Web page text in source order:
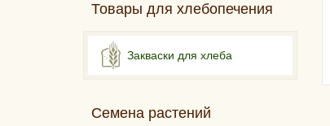
Товары для хлебопечения
Закваски для хлеба
Семена растений